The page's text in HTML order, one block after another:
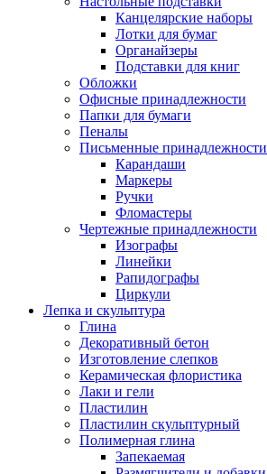
Канцелярские наборы
Лотки для бумаг
Органайзеры
Подставки для книг
Обложки
Офисные принадлежности
Папки для бумаги
Пеналы
Письменные принадлежности
Карандаши
Маркеры
Ручки
Фломастеры
Чертежные принадлежности
Изографы
Линейки
Рапидографы
Циркули
Лепка и скульптура
Глина
Декоративный бетон
Изготовление слепков
Керамическая флористика
Лаки и гели
Пластилин
Пластилин скульптурный
Полимерная глина
Запекаемая